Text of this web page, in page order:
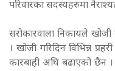
परिवारका सदस्यहरुमा
सरोकारवाला निकायले खोजी
। खोजी गरिदिन विभिन्न
कारबाही अघि बढाएको छैन